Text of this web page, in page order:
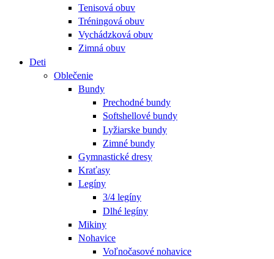
Tenisová obuv
Tréningová obuv
Vychádzková obuv
Zimná obuv
Deti
Oblečenie
Bundy
Prechodné bundy
Softshellové bundy
Lyžiarske bundy
Zimné bundy
Gymnastické dresy
Kraťasy
Legíny
3/4 legíny
Dlhé legíny
Mikiny
Nohavice
Voľnočasové nohavice